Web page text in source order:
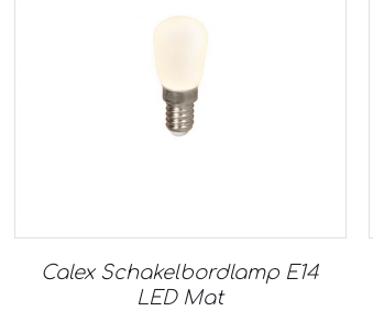
Calex Schakelbordlamp E14
LED Mat